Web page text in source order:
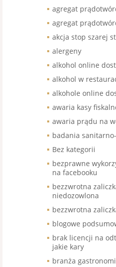
agregat
agregat
akcja stop szarej
alergeny
alkohol online
alkohol w
alkohole online
awaria kasy
awaria prądu na
badania
Bez kategorii
bezprawne
na facebooku
bezzwrotna
niedozowlona
bezzwrotna
blogowe
brak licencji na
jakie kary
branża